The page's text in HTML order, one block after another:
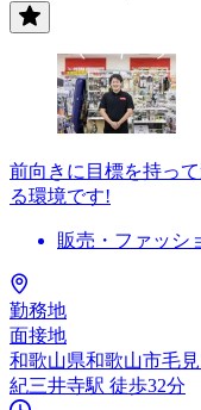
前向きに目標を持っ
る環境です!
販売・ファッシ
勤務地
面接地
和歌山県和歌山市毛見
紀三井寺駅 徒歩32分